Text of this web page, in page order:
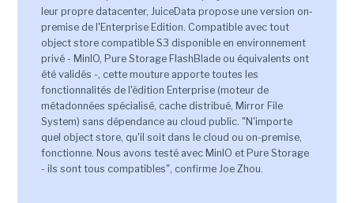
leur propre datacenter, JuiceData propose une version on-
premise de l'Enterprise Edition. Compatible avec tout
object store compatible S3 disponible en environnement
privé - MinIO, Pure Storage FlashBlade ou équivalents ont
été validés -, cette mouture apporte toutes les
fonctionnalités de l'édition Enterprise (moteur de
métadonnées spécialisé, cache distribué, Mirror File
System) sans dépendance au cloud public. "N'importe
quel object store, qu'il soit dans le cloud ou on-premise,
fonctionne. Nous avons testé avec MinIO et Pure Storage
- ils sont tous compatibles", confirme Joe Zhou.